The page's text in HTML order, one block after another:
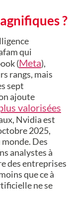
?
qui
(Meta),
rangs, mais
sept
ajoute
valorisées
Nvidia est
2025,
Des
analystes à
des entreprises
que ce à
ne se